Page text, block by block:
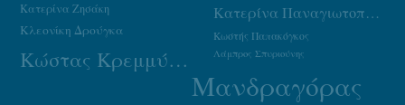
Κατερίνα Ζησάκη Κατερίνα Παναγιωτοπούλου
Κλεονίκη Δρούγκα Κωστής Παπακόγκος
Κώστας Κρεμμύδας Λάμπρος Σπυριούνης
Μανδραγόρας